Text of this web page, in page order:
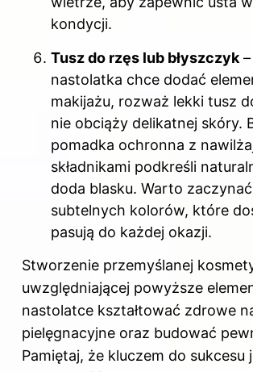
kondycji.
Tusz do rzęs lub błyszczyk
nastolatka chce dodać
makijażu, rozważ lekki tusz
nie obciąży delikatnej skóry.
pomadka ochronna z
składnikami podkreśli
doda blasku. Warto
subtelnych kolorów, które
pasują do każdej okazji.
Stworzenie przemyślanej
uwzględniającej powyższe
nastolatce kształtować zdrowe
pielęgnacyjne oraz budować
Pamiętaj, że kluczem do sukcesu